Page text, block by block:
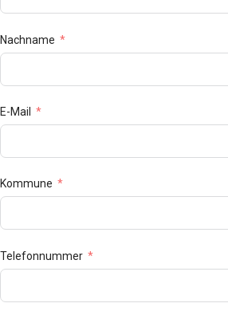
Nachname
E-Mail
Kommune
Telefonnummer